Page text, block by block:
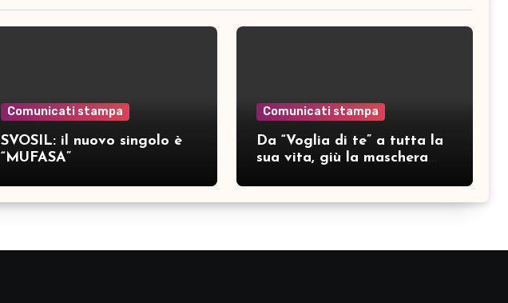
Comunicati stampa
SVOSIL: il nuovo singolo è
“MUFASA”
Comunicati stampa
Da “Voglia di te” a tutta la
sua vita, giù la maschera